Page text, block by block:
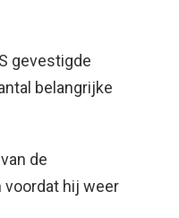
gevestigde
belangrijke
de
hij weer